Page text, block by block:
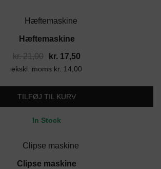
Hæftemaskine
kr.21,00
Den
oprindelige
var:
kr. 21,00.
kr. 17,50
aktuelle
kr. 17,50.
ekskl. moms kr. 14,00
TILFØJ TIL KURV
In Stock
Clipse maskine